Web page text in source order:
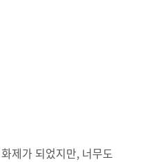
제가 되었지만, 너무도